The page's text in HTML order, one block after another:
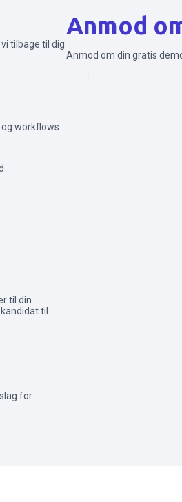
tilbage til dig
workflows
til din
til
for
Anmod
Anmod om din gratis